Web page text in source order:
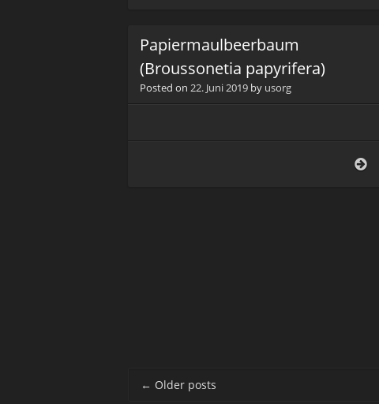
Papiermaulbeerbaum
(Broussonetia papyrifera)
Posted on 22. Juni 2019 by usorg
Post navigation
← Older posts